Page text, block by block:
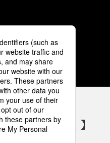
4 5
SNSアカウント